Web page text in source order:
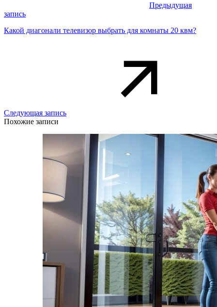
Предыдущая
запись
Какой диагонали телевизор выбрать для комнаты 20 квм?
Следующая запись
Похожие записи